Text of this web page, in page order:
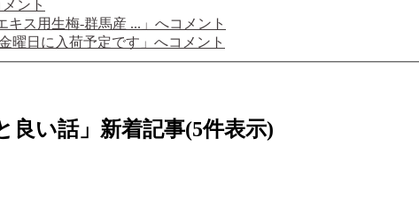
メント
梅肉エキス用生梅-群馬産 ...」へコメント
ルは金曜日に入荷予定です」へコメント
良い話」新着記事(5件表示)